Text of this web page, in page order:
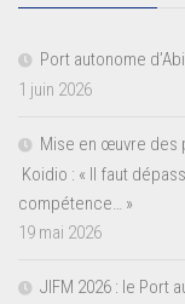
Port autonome
1 juin 2026
Mise en œuvre des
Koidio : « Il faut
compétence… »
19 mai 2026
JIFM 2026 : le Port